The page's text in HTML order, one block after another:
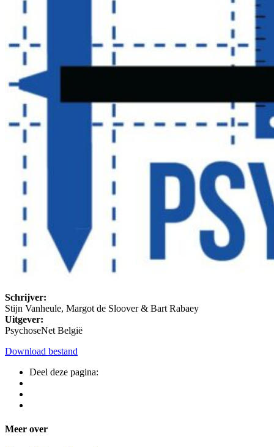
Schrijver:
Stijn Vanheule, Margot de Sloover & Bart Rabaey
Uitgever:
PsychoseNet België
Download bestand
Deel deze pagina:
Meer over